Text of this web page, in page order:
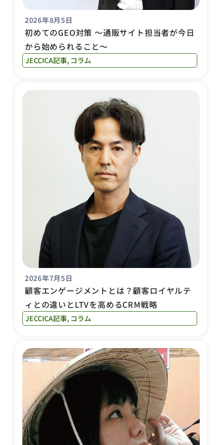
2026年8月5日
初めてのGEO対策 〜通販サイト担当者が今日
から始められること〜
JECCICA記事, コラム
2026年7月5日
顧客エンゲージメントとは？顧客ロイヤルテ
ィとの違いとLTVを高めるCRM戦略
JECCICA記事, コラム